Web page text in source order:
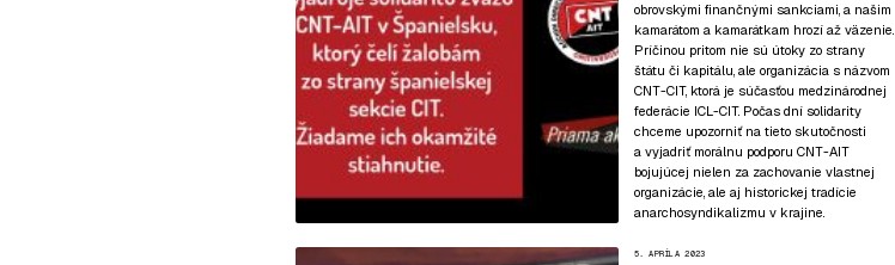
obrovskými finančnými sankciami, a našim
kamarátom a kamarátkam hrozí až väzenie.
Príčinou pritom nie sú útoky zo strany
štátu či kapitálu, ale organizácia s názvom
CNT-CIT, ktorá je súčasťou medzinárodnej
federácie ICL-CIT. Počas dní solidarity
chceme upozorniť na tieto skutočnosti
a vyjadriť morálnu podporu CNT-AIT
bojujúcej nielen za zachovanie vlastnej
organizácie, ale aj historickej tradície
anarchosyndikalizmu v krajine.
5. APRÍLA 2023